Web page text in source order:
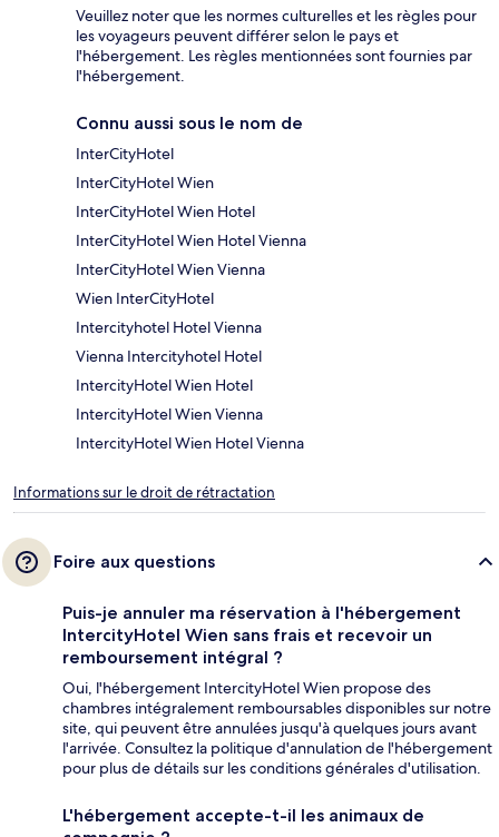
Veuillez noter que les normes culturelles et les règles pour
les voyageurs peuvent différer selon le pays et
l'hébergement. Les règles mentionnées sont fournies par
l'hébergement.
Connu aussi sous le nom de
InterCityHotel
InterCityHotel Wien
InterCityHotel Wien Hotel
InterCityHotel Wien Hotel Vienna
InterCityHotel Wien Vienna
Wien InterCityHotel
Intercityhotel Hotel Vienna
Vienna Intercityhotel Hotel
IntercityHotel Wien Hotel
IntercityHotel Wien Vienna
IntercityHotel Wien Hotel Vienna
Informations sur le droit de rétractation
Foire aux questions
Puis-je annuler ma réservation à l'hébergement
IntercityHotel Wien sans frais et recevoir un
remboursement intégral ?
Oui, l'hébergement IntercityHotel Wien propose des
chambres intégralement remboursables disponibles sur notre
site, qui peuvent être annulées jusqu'à quelques jours avant
l'arrivée. Consultez la politique d'annulation de l'hébergement
pour plus de détails sur les conditions générales d'utilisation.
L'hébergement accepte-t-il les animaux de